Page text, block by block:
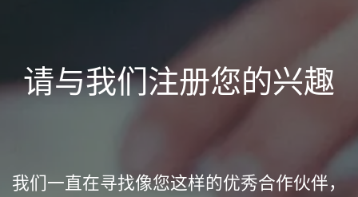
请与我们注册您的兴趣
我们一直在寻找像您这样的优秀合作伙伴，